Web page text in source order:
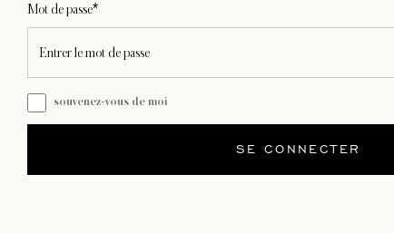
Mot de passe*
souvenez-vous de moi
SE CONNECTER